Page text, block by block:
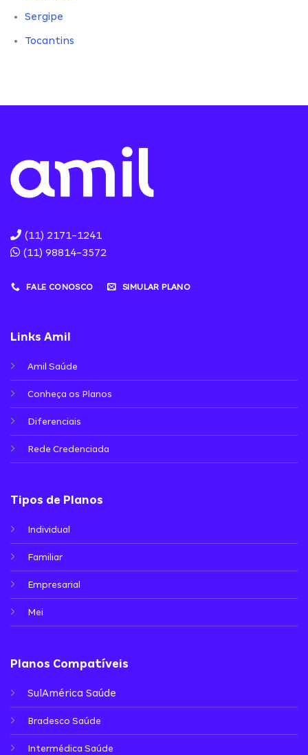
Sergipe
Tocantins
(11) 2171-1241
(11) 98814-3572
FALE CONOSCO SIMULAR PLANO
Links Amil
Amil Saúde
Conheça os Planos
Diferenciais
Rede Credenciada
Tipos de Planos
Individual
Familiar
Empresarial
Mei
Planos Compatíveis
SulAmérica Saúde
Bradesco Saúde
Intermédica Saúde